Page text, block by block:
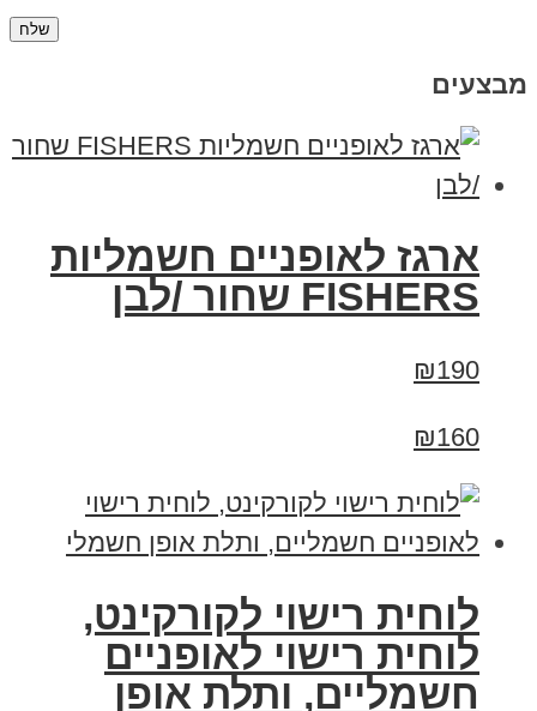
מבצעים
ארגז לאופניים חשמליות
FISHERS שחור /לבן
₪190
₪160
לוחית רישוי לקורקינט,
לוחית רישוי לאופניים
חשמליים, ותלת אופן